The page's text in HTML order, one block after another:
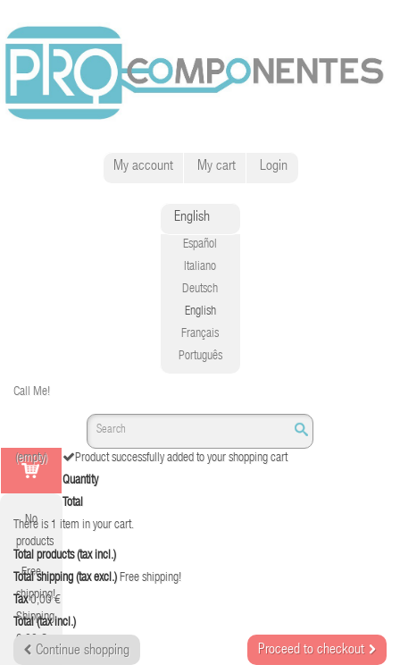
My account My cart Login
English
Español
Italiano
Deutsch
English
Français
Português
Call Me!
(empty)
No
products
Free
shipping!
Shipping
0,00 €
Product successfully added to your shopping cart
Quantity
Total
There is 1 item in your cart.
Total products (tax incl.)
Total shipping (tax excl.) Free shipping!
Tax 0,00 €
Total (tax incl.)
Continue shopping Proceed to checkout